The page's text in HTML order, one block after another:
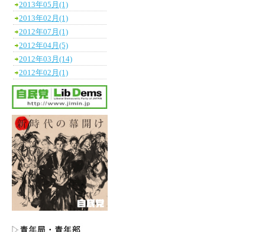
2013年05月(1)
2013年02月(1)
2012年07月(1)
2012年04月(5)
2012年03月(14)
2012年02月(1)